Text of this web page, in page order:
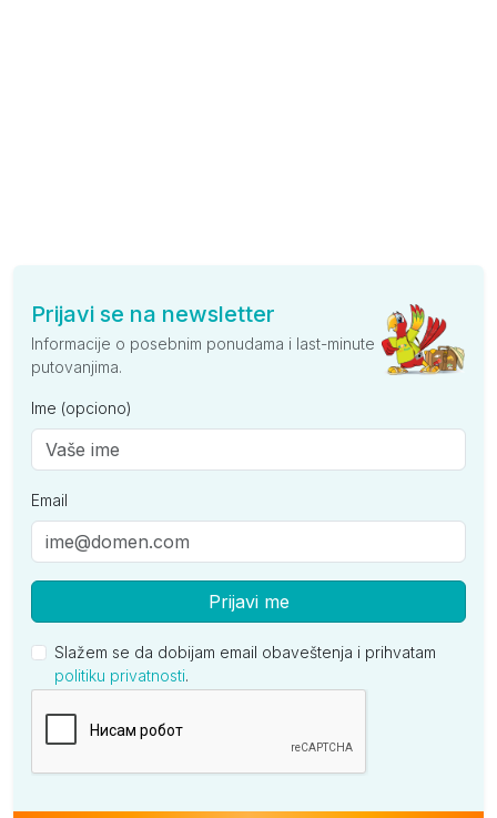
Prijavi se na newsletter
Informacije o posebnim ponudama i last-minute
putovanjima.
Ime (opciono)
Email
Prijavi me
Slažem se da dobijam email obaveštenja i prihvatam
politiku privatnosti.